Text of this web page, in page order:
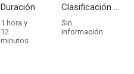
Duración
1 hora y
12
minutos
Clasificación por edades
Sin
información